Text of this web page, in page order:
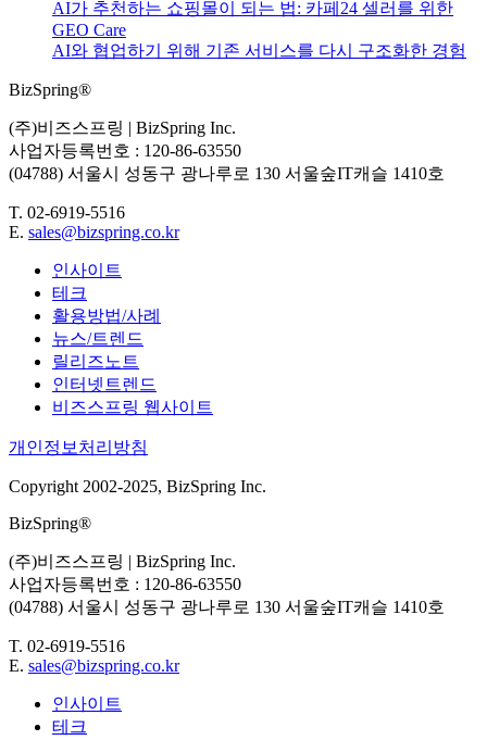
AI가 추천하는 쇼핑몰이 되는 법: 카페24 셀러를 위한
GEO Care
AI와 협업하기 위해 기존 서비스를 다시 구조화한 경험
BizSpring®
(주)비즈스프링 | BizSpring Inc.
사업자등록번호 : 120-86-63550
(04788) 서울시 성동구 광나루로 130 서울숲IT캐슬 1410호
T. 02-6919-5516
E. sales@bizspring.co.kr
인사이트
테크
활용방법/사례
뉴스/트렌드
릴리즈노트
인터넷트렌드
비즈스프링 웹사이트
개인정보처리방침
Copyright 2002-2025, BizSpring Inc.
BizSpring®
(주)비즈스프링 | BizSpring Inc.
사업자등록번호 : 120-86-63550
(04788) 서울시 성동구 광나루로 130 서울숲IT캐슬 1410호
T. 02-6919-5516
E. sales@bizspring.co.kr
인사이트
테크